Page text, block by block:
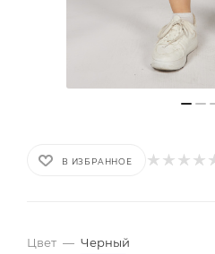
В ИЗБРАННОЕ
Цвет — Черный